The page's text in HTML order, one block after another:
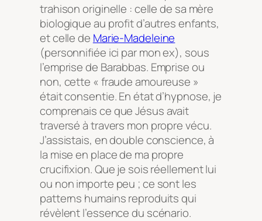
trahison originelle : celle de sa mère
biologique au profit d’autres enfants,
et celle de Marie-Madeleine
(personnifiée ici par mon ex), sous
l’emprise de Barabbas. Emprise ou
non, cette « fraude amoureuse »
était consentie. En état d’hypnose, je
comprenais ce que Jésus avait
traversé à travers mon propre vécu.
J’assistais, en double conscience, à
la mise en place de ma propre
crucifixion. Que je sois réellement lui
ou non importe peu ; ce sont les
patterns humains reproduits qui
révèlent l’essence du scénario.